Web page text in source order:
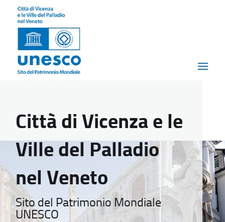
Città di Vicenza e le
Ville del Palladio
nel Veneto
Sito del Patrimonio Mondiale
UNESCO